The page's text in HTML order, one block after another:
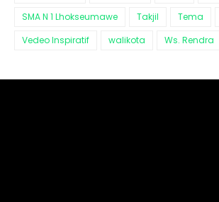
SMA N 1 Lhokseumawe
Takjil Tema
Vedeo Inspiratif
walikota Ws. Rendra